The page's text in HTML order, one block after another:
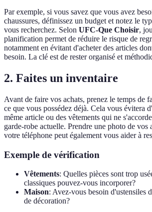
Par exemple, si vous savez que vous avez
chaussures, définissez un budget et notez le
vous recherchez. Selon UFC-Que Choisir,
planification permet de réduire le risque de
notamment en évitant d'acheter des articles
besoin. La clé est de rester organisé et
2. Faites un inventaire
Avant de faire vos achats, prenez le temps de
ce que vous possédez déjà. Cela vous évitera
même article ou des vêtements qui ne
garde-robe actuelle. Prendre une photo de vos
votre téléphone peut également vous aider à
Exemple de vérification
Vêtements: Quelles pièces sont trop
classiques pouvez-vous incorporer?
Maison: Avez-vous besoin d'ustensiles
de décoration?